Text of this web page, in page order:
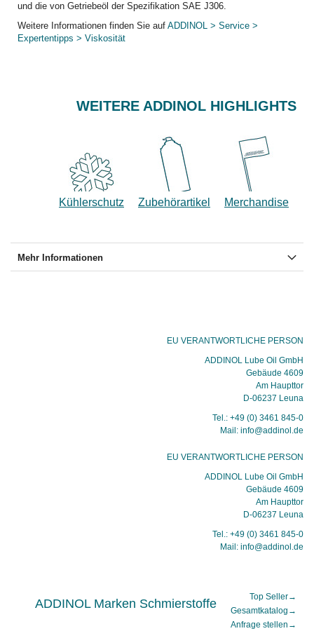
und die von Getriebeöl der Spezifikation SAE J306.
Weitere Informationen finden Sie auf ADDINOL > Service >
Expertentipps > Viskosität
WEITERE ADDINOL HIGHLIGHTS
Kühlerschutz Zubehörartikel Merchandise
Mehr Informationen
EU VERANTWORTLICHE PERSON
ADDINOL Lube Oil GmbH
Gebäude 4609
Am Haupttor
D-06237 Leuna
Tel.: +49 (0) 3461 845-0
Mail: info@addinol.de
EU VERANTWORTLICHE PERSON
ADDINOL Lube Oil GmbH
Gebäude 4609
Am Haupttor
D-06237 Leuna
Tel.: +49 (0) 3461 845-0
Mail: info@addinol.de
ADDINOL Marken Schmierstoffe Top Seller→
Gesamtkatalog →
Anfrage stellen →